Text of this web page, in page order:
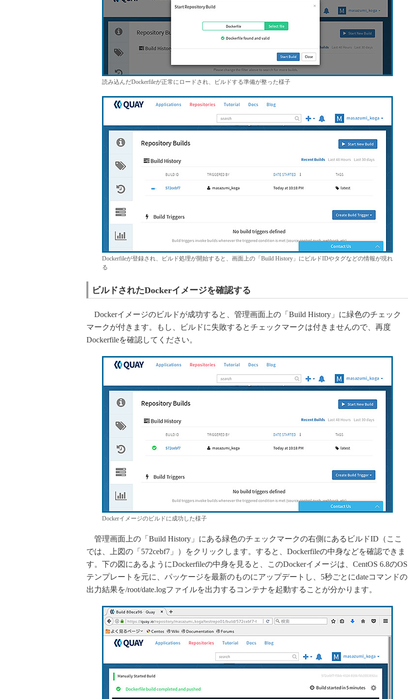
読み込んだDockerfileが正常にロードされ、ビルドする準備が整った様子
Dockerfileが登録され、ビルド処理が開始すると、画面上の「Build History」にビルドIDやタグなどの情報が現れ
る
ビルドされたDockerイメージを確認する
Dockerイメージのビルドが成功すると、管理画面上の「Build History」に緑色のチェック
マークが付きます。もし、ビルドに失敗するとチェックマークは付きませんので、再度
Dockerfileを確認してください。
Dockerイメージのビルドに成功した様子
管理画面上の「Build History」にある緑色のチェックマークの右側にあるビルドID（ここ
では、上図の「572cebf7」）をクリックします。すると、Dockerfileの中身などを確認できま
す。下の図にあるようにDockerfileの中身を見ると、このDockerイメージは、CentOS 6.8のOS
テンプレートを元に、パッケージを最新のものにアップデートし、5秒ごとにdateコマンドの
出力結果を/root/date.logファイルを出力するコンテナを起動することが分かります。